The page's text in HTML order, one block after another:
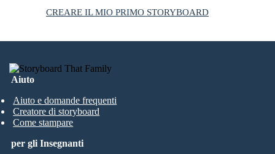
CREARE IL MIO PRIMO STORYBOARD
Aiuto
Aiuto e domande frequenti
Creatore di storyboard
Come stampare
per gli Insegnanti